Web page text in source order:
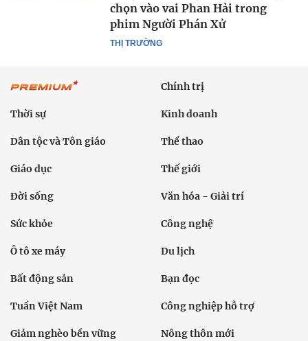
THỊ TRƯỜNG
chọn vào vai Phan Hải trong
phim Người Phán Xử
Chính trị
Thời sự Kinh doanh
Dân tộc và Tôn giáo Thể thao
Giáo dục Thế giới
Đời sống Văn hóa - Giải trí
Sức khỏe Công nghệ
Ô tô xe máy Du lịch
Bất động sản Bạn đọc
Tuần Việt Nam Công nghiệp hỗ trợ
Giảm nghèo bền vững Nông thôn mới